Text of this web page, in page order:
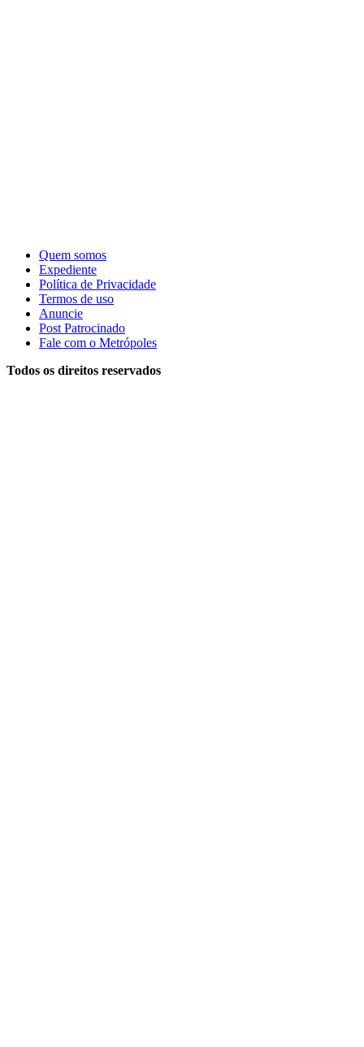
Quem somos
Expediente
Política de Privacidade
Termos de uso
Anuncie
Post Patrocinado
Fale com o Metrópoles
Todos os direitos reservados